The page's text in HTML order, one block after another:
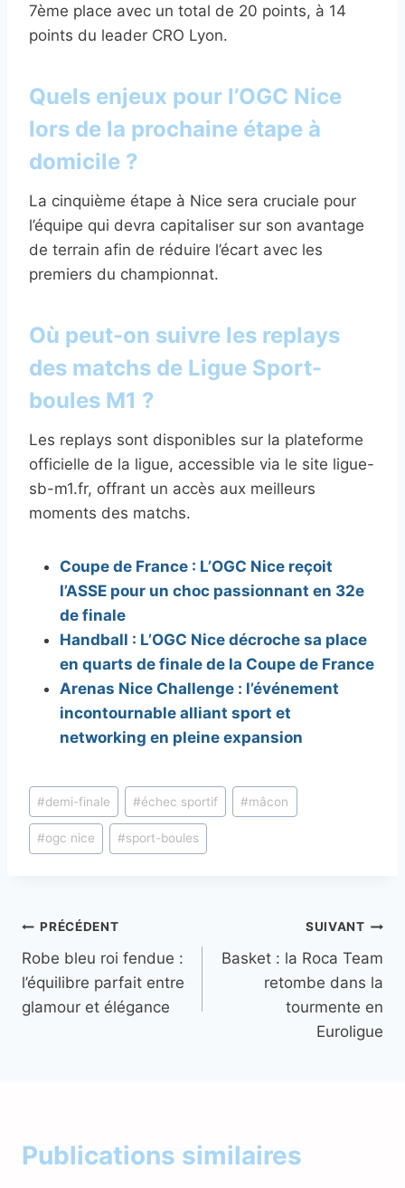
7ème place avec un total de 20 points, à 14
points du leader CRO Lyon.
Quels enjeux pour l’OGC Nice
lors de la prochaine étape à
domicile ?
La cinquième étape à Nice sera cruciale pour
l’équipe qui devra capitaliser sur son avantage
de terrain afin de réduire l’écart avec les
premiers du championnat.
Où peut-on suivre les replays
des matchs de Ligue Sport-
boules M1 ?
Les replays sont disponibles sur la plateforme
officielle de la ligue, accessible via le site ligue-
sb-m1.fr, offrant un accès aux meilleurs
moments des matchs.
Coupe de France : L’OGC Nice reçoit
l’ASSE pour un choc passionnant en 32e
de finale
Handball : L’OGC Nice décroche sa place
en quarts de finale de la Coupe de France
Arenas Nice Challenge : l’événement
incontournable alliant sport et
networking en pleine expansion
Étiquettes
de
la
#demi-finale #échec sportif #mâcon
#ogc nice #sport-boules
Navigation
de
l’article
PRÉCÉDENT
Robe bleu roi fendue :
l’équilibre parfait entre
glamour et élégance
SUIVANT
Basket : la Roca Team
retombe dans la
tourmente en
Euroligue
Publications similaires